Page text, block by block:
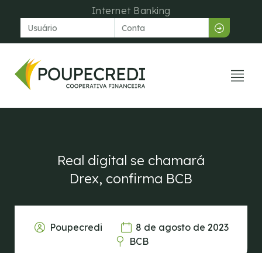
Internet Banking
Real digital se chamará
Drex, confirma BCB
Poupecredi
8 de agosto de 2023
BCB